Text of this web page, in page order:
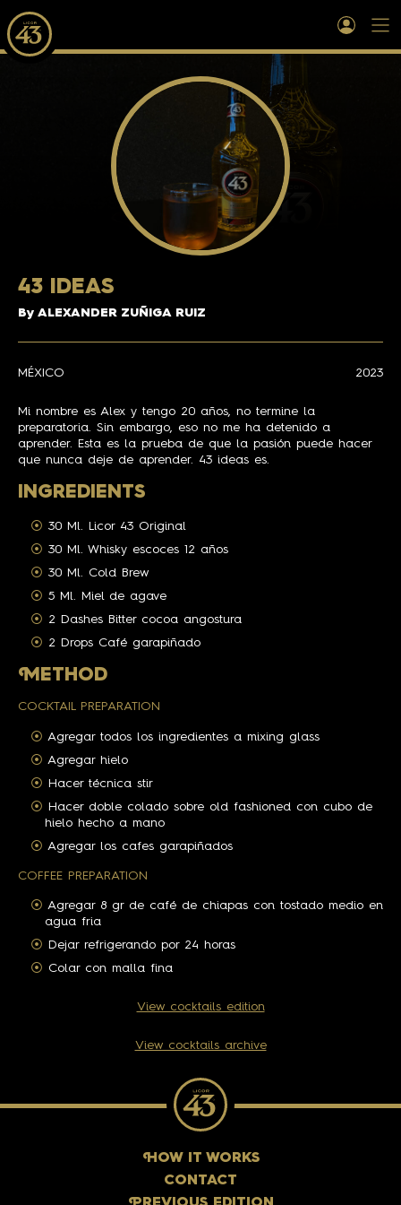
43 IDEAS
By ALEXANDER ZUÑIGA RUIZ
MÉXICO 2023
Mi nombre es Alex y tengo 20 años, no termine la
preparatoria. Sin embargo, eso no me ha detenido a
aprender. Esta es la prueba de que la pasión puede hacer
que nunca deje de aprender. 43 ideas es.
INGREDIENTS
30 Ml. Licor 43 Original
30 Ml. Whisky escoces 12 años
30 Ml. Cold Brew
5 Ml. Miel de agave
2 Dashes Bitter cocoa angostura
2 Drops Café garapiñado
M ETHOD
COCKTAIL PREPARATION
Agregar todos los ingredientes a mixing glass
Agregar hielo
Hacer técnica stir
Hacer doble colado sobre old fashioned con cubo de
hielo hecho a mano
Agregar los cafes garapiñados
COFFEE PREPARATION
Agregar 8 gr de café de chiapas con tostado medio en
agua fria
Dejar refrigerando por 24 horas
Colar con malla fina
View cocktails edition
View cocktails archive
HOW IT WORKS
CONTACT